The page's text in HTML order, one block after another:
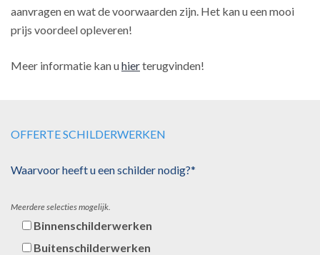
aanvragen en wat de voorwaarden zijn. Het kan u een mooi
prijs voordeel opleveren!
Meer informatie kan uhierterugvinden!
OFFERTE SCHILDERWERKEN
Waarvoor heeft u een schilder nodig?*
Meerdere selecties mogelijk.
Binnenschilderwerken
Buitenschilderwerken